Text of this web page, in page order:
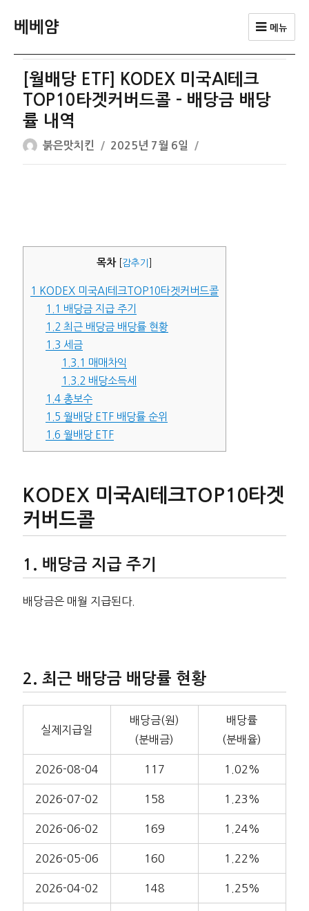
베베얌 메뉴
[월배당 ETF] KODEX 미국AI테크
TOP10타겟커버드콜 – 배당금 배당
률 내역
글
쓴
붉은맛치킨
작
성
2025년 7월 6일
목차 감추기
1
KODEX 미국AI테크TOP10타겟커버드콜
1.1 배당금 지급 주기
1.2 최근 배당금 배당률 현황
1.3 세금
1.3.1 매매차익
1.3.2 배당소득세
1.4 총보수
1.5 월배당 ETF 배당률 순위
1.6 월배당 ETF
KODEX 미국AI테크TOP10타겟
커버드콜
배당금 지급 주기
배당금은 매월 지급된다.
최근 배당금 배당률 현황
실제지급일
배당금(원)
(분배금)
배당률
(분배율)
2026-08-04 117 1.02%
2026-07-02 158 1.23%
2026-06-02 169 1.24%
2026-05-06 160 1.22%
2026-04-02 148 1.25%